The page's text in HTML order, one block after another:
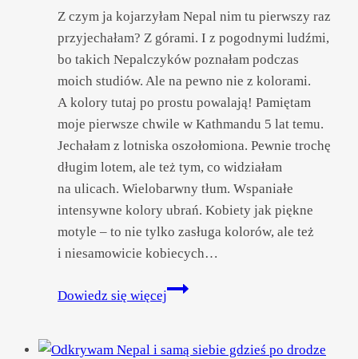
Z czym ja kojarzyłam Nepal nim tu pierwszy raz
przyjechałam? Z górami. I z pogodnymi ludźmi,
bo takich Nepalczyków poznałam podczas
moich studiów. Ale na pewno nie z kolorami.
A kolory tutaj po prostu powalają! Pamiętam
moje pierwsze chwile w Kathmandu 5 lat temu.
Jechałam z lotniska oszołomiona. Pewnie trochę
długim lotem, ale też tym, co widziałam
na ulicach. Wielobarwny tłum. Wspaniałe
intensywne kolory ubrań. Kobiety jak piękne
motyle – to nie tylko zasługa kolorów, ale też
i niesamowicie kobiecych…
Dowiedz się więcej
Kolorowy